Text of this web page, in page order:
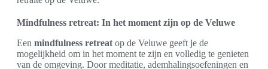
Mindfulness retreat: In het moment zijn op de Veluwe
Een mindfulness retreat op de Veluwe geeft je de
mogelijkheid om in het moment te zijn en volledig te genieten
van de omgeving. Door meditatie, ademhalingsoefeningen en